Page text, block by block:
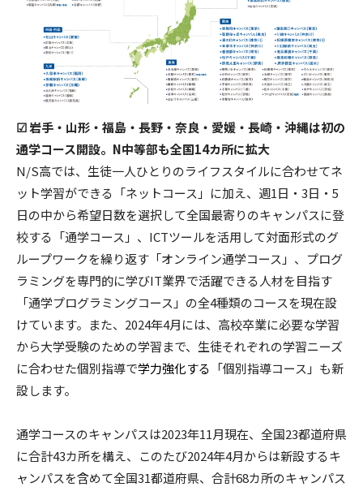
☑︎ 岩手・山形・福島・長野・奈良・愛媛・長崎・沖縄は初の
通学コース開設。N中等部も全国14カ所に拡大
N/S高では、生徒一人ひとりのライフスタイルに合わせてネ
ット学習ができる「ネットコース」に加え、週1日・3日・5
日の中から希望日数を選択して全国最寄りのキャンパスに登
校する「通学コース」、ICTツールを活用して対面形式のグ
ループワークを繰り返す「オンライン通学コース」、プログ
ラミングを専門的に学びIT業界で活躍できる人材を目指す
「通学プログラミングコース」の全4種類のコースを現在設
けています。また、2024年4月には、高校卒業に必要な学習
から大学受験のための学習まで、生徒それぞれの学習ニーズ
に合わせた個別指導で学力強化する 「個別指導コース」も新
設します。
通学コースのキャンパスは2023年11月現在、全国23都道府県
に合計43カ所を構え、このたび2024年4月からは新設するキ
ャンパスを含めて全国31都道府県、合計68カ所のキャンパス